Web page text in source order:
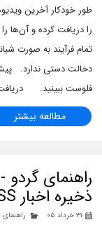
طور خودکار آخرین
را دریافت کرده و آن‌ها
تمام فرآیند به صورت
فلوست ببینید. دریافت
مطالعه بیشتر
راهنمای گردو
ذخیره اخبار RSS
۳۱ خرداد ۰۵ راهنمای